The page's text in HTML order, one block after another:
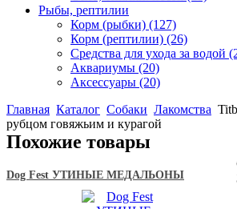
Рыбы, рептилии
Корм (рыбки) (127)
Корм (рептилии) (26)
Средства для ухода за водой
Аквариумы (20)
Аксессуары (20)
Главная Каталог Собаки Лакомства
рубцом говяжьим и курагой
Похожие товары
Dog Fest УТИНЫЕ МЕДАЛЬОНЫ